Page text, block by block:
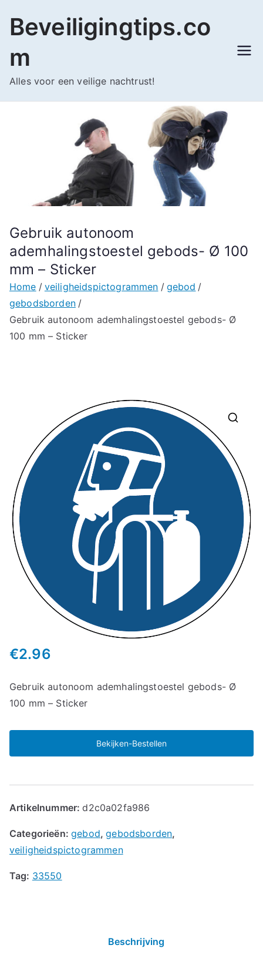
naar
inhoud
Beveiligingtips.co
m
Alles voor een veilige nachtrust!
Gebruik autonoom
ademhalingstoestel gebods- Ø 100
mm – Sticker
Home veiligheidspictogrammen
gebod
gebodsborden
Gebruik autonoom ademhalingstoestel gebods- Ø
100 mm – Sticker
€2.96
Gebruik autonoom ademhalingstoestel gebods- Ø
100 mm – Sticker
Bekijken-Bestellen
Artikelnummer:d2c0a02fa986
Categorieën:gebod,gebodsborden,
veiligheidspictogrammen
Tag: 33550
Beschrijving